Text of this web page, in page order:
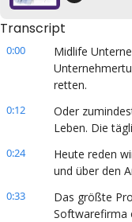
Transcript
0:00
Midlife
retten.
0:12
Oder
Leben. Die
0:24
Heute reden
und über den
0:33
Das größte
Softwarefirma